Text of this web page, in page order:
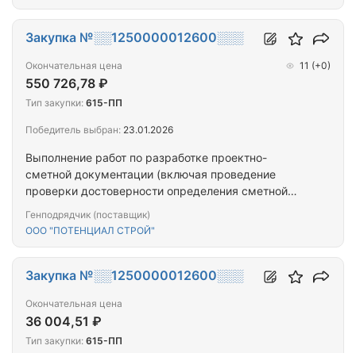
Выполнение работ по разработке проектно-
сметной документации (включая проведение
проверки достоверности определения сметной
ремонту (замене) лифтового оборудования,
многоквартирном доме, расположенном по
адресу: Республика Тыва, г. Кызыл, Бай-Хаакская,
Генподрядчик (поставщик)
ООО "ПОТЕНЦИАЛ СТРОЙ"
Закупка №░░1250000012600░░░
Окончательная цена
550 726,78 ₽
11 (+0)
Тип закупки: 615-ПП
Победитель выбран: 23.01.2026
Закупка №░░1250000012600░░░
Окончательная цена
36 004,51 ₽
Тип закупки: 615-ПП